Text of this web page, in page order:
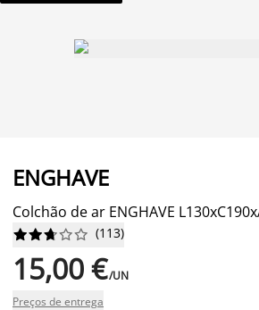
ENGHAVE
Colchão de ar ENGHAVE





 (113)
15,00 €/UN
Preços de entrega